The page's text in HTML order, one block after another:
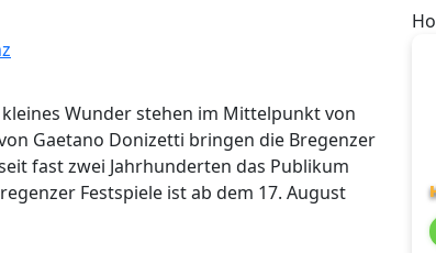
Wunder stehen im Mittelpunkt von
Gaetano Donizetti bringen die Bregenzer
fast zwei Jahrhunderten das Publikum
Festspiele ist ab dem 17. August